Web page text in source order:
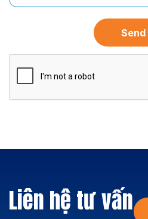
Liên hệ tư vấn